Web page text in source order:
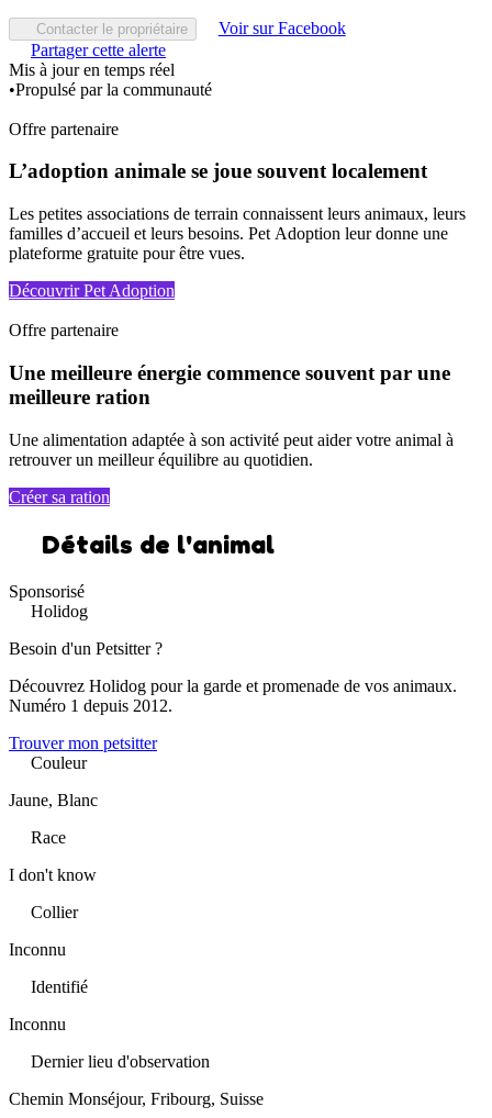
Contacter le propriétaire
Voir sur Facebook
Partager cette alerte
Mis à jour en temps réel
•Propulsé par la communauté
Offre partenaire
L’adoption animale se joue souvent localement
Les petites associations de terrain connaissent leurs animaux, leurs
familles d’accueil et leurs besoins. Pet Adoption leur donne une
plateforme gratuite pour être vues.
Découvrir Pet Adoption
Offre partenaire
Une meilleure énergie commence souvent par une
meilleure ration
Une alimentation adaptée à son activité peut aider votre animal à
retrouver un meilleur équilibre au quotidien.
Créer sa ration
Détails de l'animal
Sponsorisé
Holidog
Besoin d'un Petsitter ?
Découvrez Holidog pour la garde et promenade de vos animaux.
Numéro 1 depuis 2012.
Trouver mon petsitter
Couleur
Jaune, Blanc
Race
I don't know
Collier
Inconnu
Identifié
Inconnu
Dernier lieu d'observation
Chemin Monséjour, Fribourg, Suisse